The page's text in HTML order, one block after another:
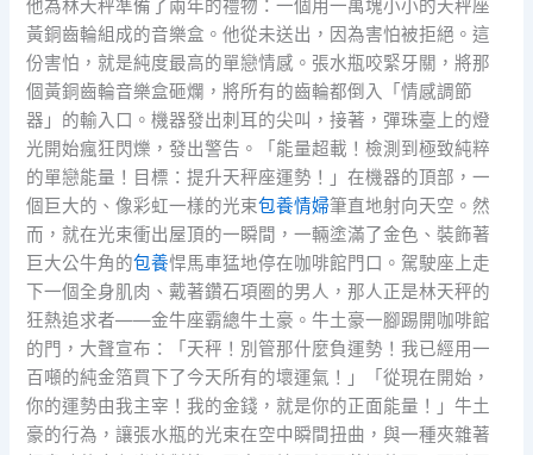
他為林天秤準備了兩年的禮物：一個用一萬塊小小的天秤座
黃銅齒輪組成的音樂盒。他從未送出，因為害怕被拒絕。這
份害怕，就是純度最高的單戀情感。張水瓶咬緊牙關，將那
個黃銅齒輪音樂盒砸爛，將所有的齒輪都倒入「情感調節
器」的輸入口。機器發出刺耳的尖叫，接著，彈珠臺上的燈
光開始瘋狂閃爍，發出警告。「能量超載！檢測到極致純粹
的單戀能量！目標：提升天秤座運勢！」在機器的頂部，一
個巨大的、像彩虹一樣的光束包養情婦筆直地射向天空。然
而，就在光束衝出屋頂的一瞬間，一輛塗滿了金色、裝飾著
巨大公牛角的包養悍馬車猛地停在咖啡館門口。駕駛座上走
下一個全身肌肉、戴著鑽石項圈的男人，那人正是林天秤的
狂熱追求者——金牛座霸總牛土豪。牛土豪一腳踢開咖啡館
的門，大聲宣布：「天秤！別管那什麼負運勢！我已經用一
百噸的純金箔買下了今天所有的壞運氣！」「從現在開始，
你的運勢由我主宰！我的金錢，就是你的正面能量！」牛土
豪的行為，讓張水瓶的光束在空中瞬間扭曲，與一種夾雜著